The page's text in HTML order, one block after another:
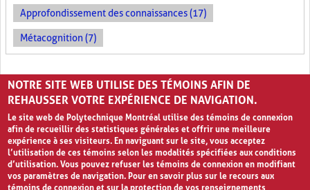
Approfondissement des connaissances (17)
Métacognition (7)
PAGES
1 2 › »
NOTRE SITE WEB UTILISE DES TÉMOINS AFIN DE
REHAUSSER VOTRE EXPÉRIENCE DE NAVIGATION.
Le site web de Polytechnique Montréal utilise des témoins de connexion
afin de recueillir des statistiques générales et offrir une meilleure
expérience à ses visiteurs. En naviguant sur le site, vous acceptez
l’utilisation de ces témoins selon les modalités spécifiées aux conditions
d’utilisation. Vous pouvez refuser les témoins de connexion en modifiant
vos paramètres de navigation. Pour en savoir plus sur le recours aux
témoins de connexion et sur la protection de vos renseignements